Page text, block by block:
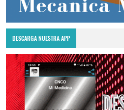
DESCARGA NUESTRA APP